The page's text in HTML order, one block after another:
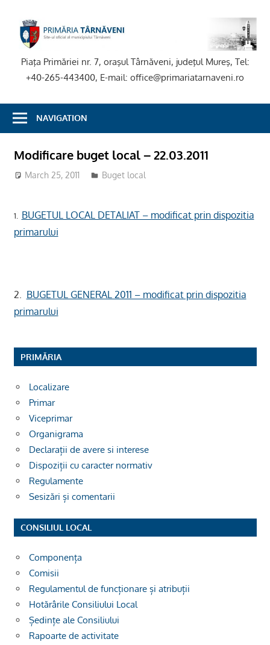
content
Piaţa Primăriei nr. 7, oraşul Târnăveni, judeţul Mureş, Tel:
+40-265-443400, E-mail: office@primariatarnaveni.ro
NAVIGATION
Modificare buget local – 22.03.2011
March 25, 2011 Buget local
1. BUGETUL LOCAL DETALIAT – modificat prin dispozitia
primarului
2. BUGETUL GENERAL 2011 – modificat prin dispozitia
primarului
PRIMĂRIA
Localizare
Primar
Viceprimar
Organigrama
Declarații de avere si interese
Dispoziții cu caracter normativ
Regulamente
Sesizări și comentarii
CONSILIUL LOCAL
Componența
Comisii
Regulamentul de funcționare și atribuții
Hotărârile Consiliului Local
Ședințe ale Consiliului
Rapoarte de activitate